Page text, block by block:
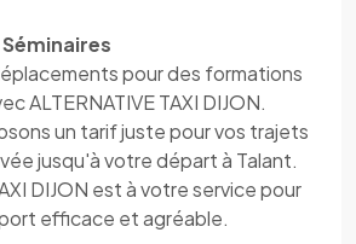
pour des formations
ALTERNATIVE TAXI DIJON.
un tarif juste pour vos trajets
jusqu'à votre départ à Talant.
DIJON est à votre service pour
efficace et agréable.